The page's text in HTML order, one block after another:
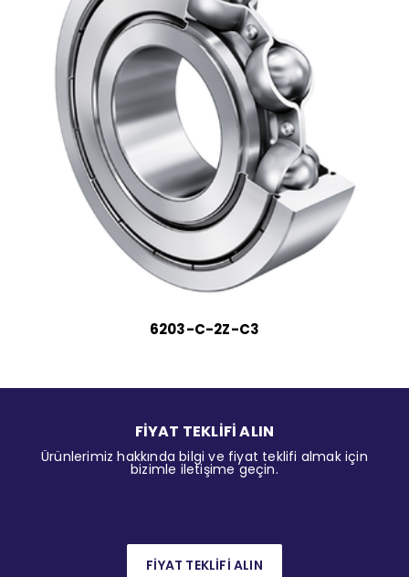
6203-C-2Z-C3
FİYAT TEKLİFİ ALIN
Ürünlerimiz hakkında bilgi ve fiyat teklifi almak için
bizimle iletişime geçin.
FİYAT TEKLİFİ ALIN